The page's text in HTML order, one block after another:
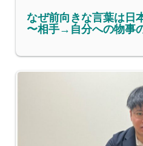
なぜ前向きな言葉は日
〜相手→自分への物事